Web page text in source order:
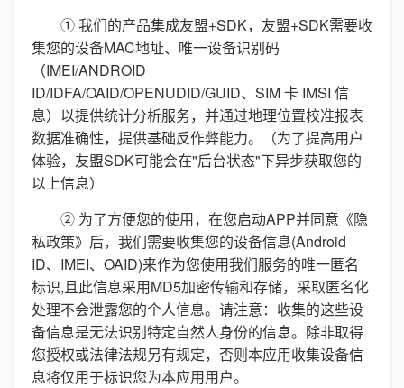
① 我们的产品集成友盟+SDK，友盟+SDK需要收
集您的设备MAC地址、唯一设备识别码
（IMEI/ANDROID
ID/IDFA/OAID/OPENUDID/GUID、SIM 卡 IMSI 信
息）以提供统计分析服务，并通过地理位置校准报表
数据准确性，提供基础反作弊能力。（为了提高用户
体验，友盟SDK可能会在"后台状态"下异步获取您的
以上信息）
② 为了方便您的使用，在您启动APP并同意《隐
私政策》后，我们需要收集您的设备信息(Android
ID、IMEI、OAID)来作为您使用我们服务的唯一匿名
标识,且此信息采用MD5加密传输和存储，采取匿名化
处理不会泄露您的个人信息。请注意：收集的这些设
备信息是无法识别特定自然人身份的信息。除非取得
您授权或法律法规另有规定，否则本应用收集设备信
息将仅用于标识您为本应用用户。